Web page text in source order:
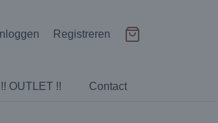
Inloggen Registreren
Contact
!! OUTLET !!